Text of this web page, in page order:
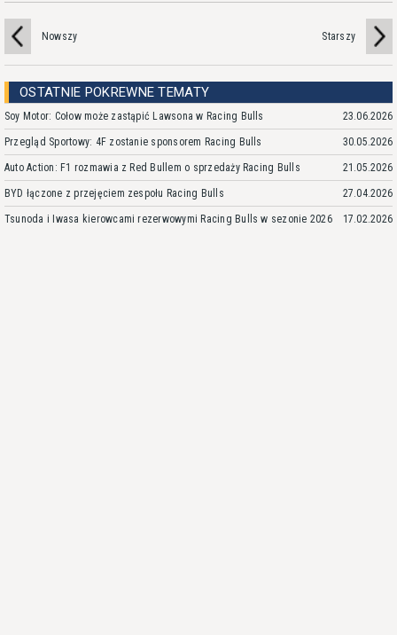
Nowszy Starszy
OSTATNIE POKREWNE TEMATY
Soy Motor: Cołow może zastąpić Lawsona w Racing Bulls 23.06.2026
Przegląd Sportowy: 4F zostanie sponsorem Racing Bulls 30.05.2026
Auto Action: F1 rozmawia z Red Bullem o sprzedaży Racing Bulls 21.05.2026
BYD łączone z przejęciem zespołu Racing Bulls 27.04.2026
Tsunoda i Iwasa kierowcami rezerwowymi Racing Bulls w sezonie 2026 17.02.2026